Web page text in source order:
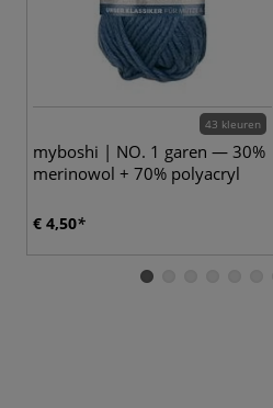
43 kleuren
myboshi | NO. 1 garen — 30%
merinowol + 70% polyacryl
€ 4,50